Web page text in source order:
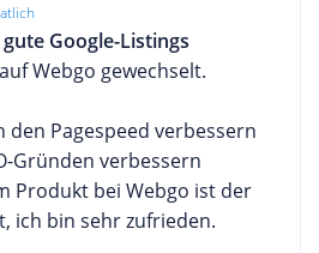
Google-Listings
Webgo gewechselt.
den Pagespeed verbessern
Gründen verbessern
Produkt bei Webgo ist der
ich bin sehr zufrieden.